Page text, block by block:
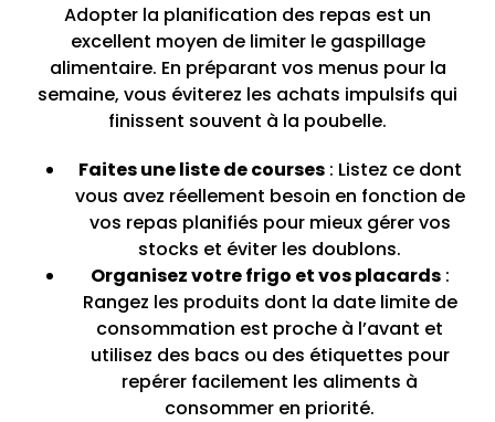
Adopter la planification des repas est un
excellent moyen de limiter le gaspillage
alimentaire. En préparant vos menus pour la
semaine, vous éviterez les achats impulsifs qui
finissent souvent à la poubelle.
Faites une liste de courses: Listez ce dont
vous avez réellement besoin en fonction de
vos repas planifiés pour mieux gérer vos
stocks et éviter les doublons.
Organisez votre frigo et vos placards:
Rangez les produits dont la date limite de
consommation est proche à l’avant et
utilisez des bacs ou des étiquettes pour
repérer facilement les aliments à
consommer en priorité.